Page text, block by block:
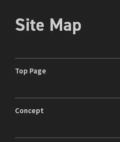
Site Map
Top Page
Concept